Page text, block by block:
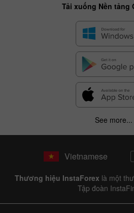
Tải xuống Nền tảng
See more...
Vietnamese
Thương hiệu InstaForex là một
Tập đoàn